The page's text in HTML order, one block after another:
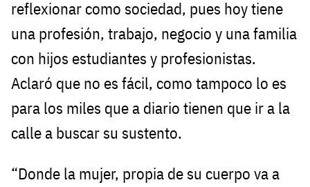
reflexionar como sociedad, pues hoy tiene
una profesión, trabajo, negocio y una familia
con hijos estudiantes y profesionistas.
Aclaró que no es fácil, como tampoco lo es
para los miles que a diario tienen que ir a la
calle a buscar su sustento.
“Donde la mujer, propia de su cuerpo va a